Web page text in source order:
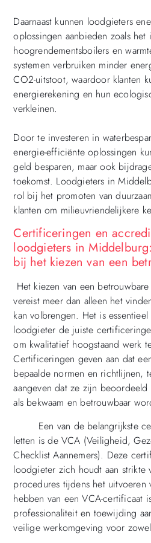
Daarnaast kunnen loodgieters
oplossingen aanbieden zoals het
hoogrendementsboilers en
systemen verbruiken minder
CO2-uitstoot, waardoor klanten
energierekening en hun
verkleinen.
Door te investeren in
energie-efficiënte oplossingen
geld besparen, maar ook
toekomst. Loodgieters in
rol bij het promoten van
klanten om milieuvriendelijkere
Certificeringen en
loodgieters in
bij het kiezen van een
Het kiezen van een
vereist meer dan alleen het
kan volbrengen. Het is
loodgieter de juiste
om kwalitatief hoogstaand werk
Certificeringen geven aan dat
bepaalde normen en richtlijnen,
aangeven dat ze zijn
als bekwaam en betrouwbaar
Een van de belangrijkste
letten is de VCA (Veiligheid,
Checklist Aannemers). Deze
loodgieter zich houdt aan strikte
procedures tijdens het uitvoeren
hebben van een VCA-certificaat
professionaliteit en toewijding
veilige werkomgeving voor